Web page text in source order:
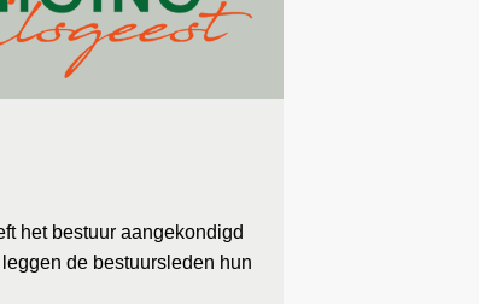
het bestuur aangekondigd
leggen de bestuursleden hun